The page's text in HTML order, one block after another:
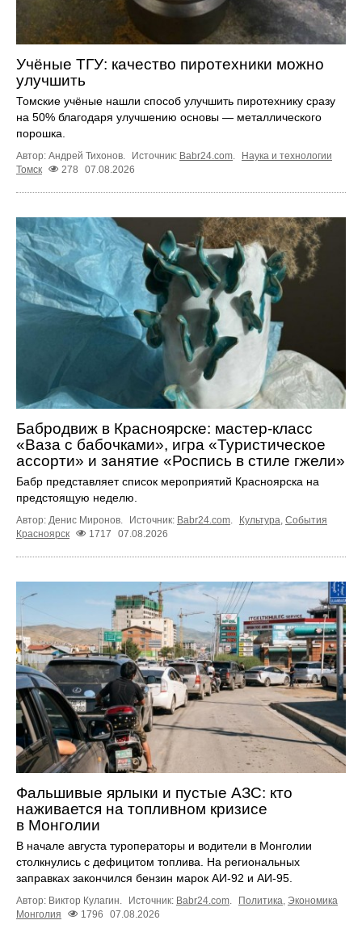
Учёные ТГУ: качество пиротехники можно
улучшить
Томские учёные нашли способ улучшить пиротехнику сразу
на 50% благодаря улучшению основы — металлического
порошка.
Автор: Андрей Тихонов. Источник: Babr24.com.
Наука и технологии
Томск
278 07.08.2026
Бабродвиж в Красноярске: мастер-класс
«Ваза с бабочками», игра «Туристическое
ассорти» и занятие «Роспись в стиле гжели»
Бабр представляет список мероприятий Красноярска на
предстоящую неделю.
Автор: Денис Миронов. Источник: Babr24.com. Культура, События
Красноярск
1717 07.08.2026
Фальшивые ярлыки и пустые АЗС: кто
наживается на топливном кризисе
в Монголии
В начале августа туроператоры и водители в Монголии
столкнулись с дефицитом топлива. На региональных
заправках закончился бензин марок АИ-92 и АИ-95.
Автор: Виктор Кулагин. Источник: Babr24.com Политика Экономика
Монголия
1796 07.08.2026